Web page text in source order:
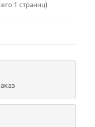
1 страниц)